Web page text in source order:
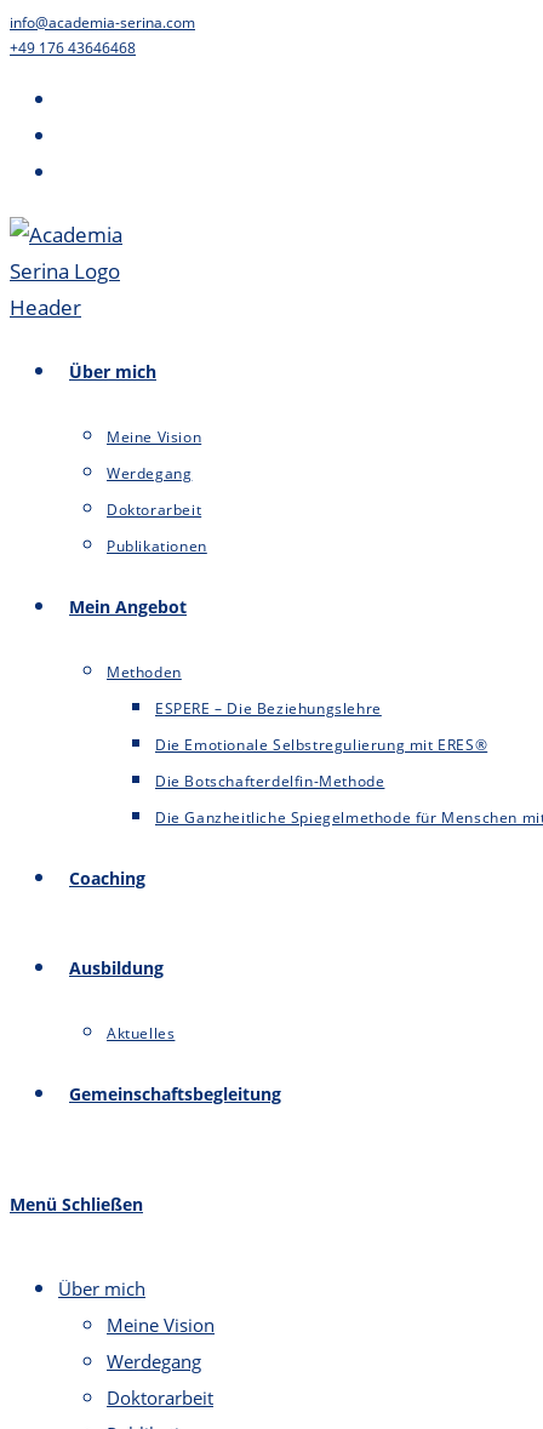
Zum
Inhalt
springen
info@academia-serina.com
+49 176 43646468
Über mich
Meine Vision
Werdegang
Doktorarbeit
Publikationen
Mein Angebot
Methoden
ESPERE – Die Beziehungslehre
Die Emotionale Selbstregulierung mit ERES®
Die Botschafterdelfin-Methode
Die Ganzheitliche Spiegelmethode für Menschen
Coaching
Ausbildung
Aktuelles
Gemeinschaftsbegleitung
Menü Schließen
Über mich
Meine Vision
Werdegang
Doktorarbeit